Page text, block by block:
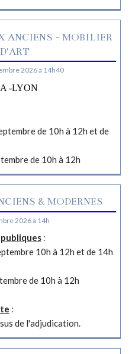
ANCIENS - MOBILIER
2026 à 14h40
-LYON
de 10h à 12h et de
de 10h à 12h
& MODERNES
2026 à 14h
:
10h à 12h et de 14h
de 10h à 12h
:
de l'adjudication.